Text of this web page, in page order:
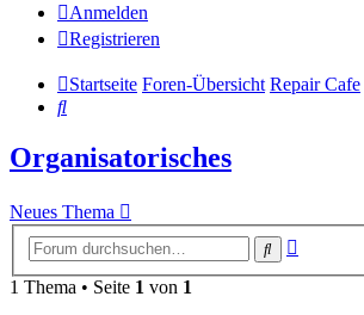
Anmelden
Registrieren
Startseite Foren-Übersicht Repair Cafe
Suche
Organisatorisches
Neues Thema
Suche
1 Thema • Seite 1 von 1